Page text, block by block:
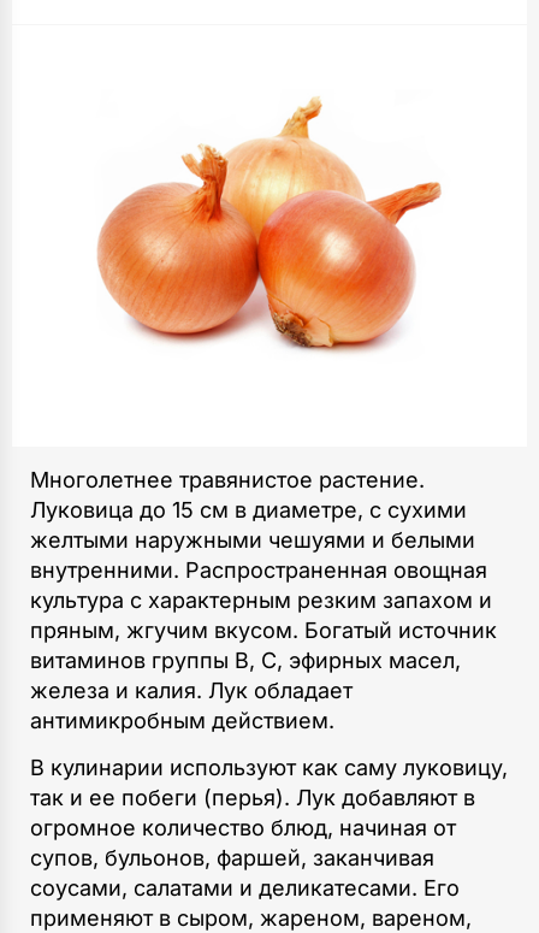
Многолетнее травянистое растение.
Луковица до 15 см в диаметре, с сухими
желтыми наружными чешуями и белыми
внутренними. Распространенная овощная
культура с характерным резким запахом и
пряным, жгучим вкусом. Богатый источник
витаминов группы В, С, эфирных масел,
железа и калия. Лук обладает
антимикробным действием.
В кулинарии используют как саму луковицу,
так и ее побеги (перья). Лук добавляют в
огромное количество блюд, начиная от
супов, бульонов, фаршей, заканчивая
соусами, салатами и деликатесами. Его
применяют в сыром, жареном, вареном,